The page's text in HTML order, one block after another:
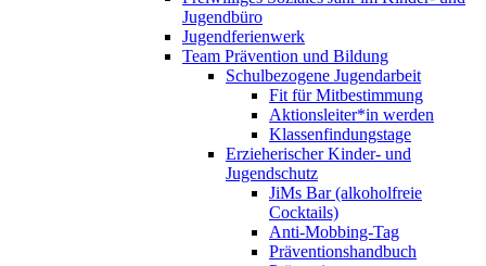
Jugendbüro
Jugendferienwerk
Team Prävention und Bildung
Schulbezogene Jugendarbeit
Fit für Mitbestimmung
Aktionsleiter*in werden
Klassenfindungstage
Erzieherischer Kinder- und
Jugendschutz
JiMs Bar (alkoholfreie
Cocktails)
Anti-Mobbing-Tag
Präventionshandbuch